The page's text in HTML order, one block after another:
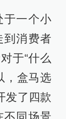
于一个小
到消费者
于“什么
，盒马选
发了四款
不同场景